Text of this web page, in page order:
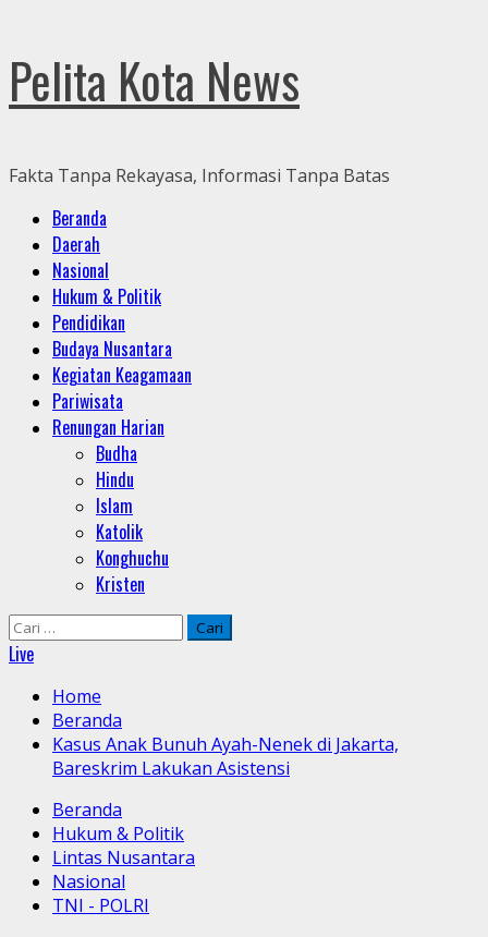
Pelita Kota News
Fakta Tanpa Rekayasa, Informasi Tanpa Batas
Primary
Menu
Beranda
Daerah
Nasional
Hukum & Politik
Pendidikan
Budaya Nusantara
Kegiatan Keagamaan
Pariwisata
Renungan Harian
Budha
Hindu
Islam
Katolik
Konghuchu
Kristen
Cari
untuk:
Live
Home
Beranda
Kasus Anak Bunuh Ayah-Nenek di Jakarta,
Bareskrim Lakukan Asistensi
Beranda
Hukum & Politik
Lintas Nusantara
Nasional
TNI - POLRI